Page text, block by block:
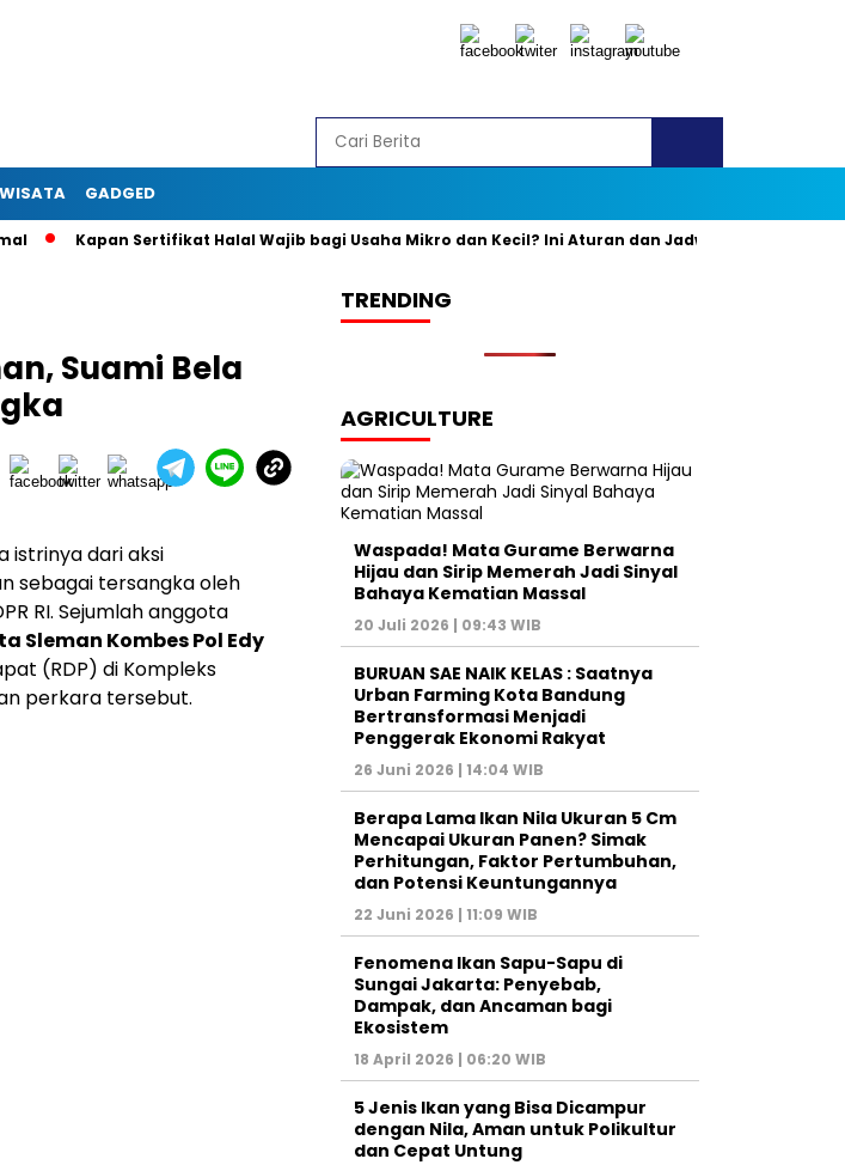
WISATA GADGED
Kapan Sertifikat Halal Wajib bagi Usaha Mikro dan Kecil? Ini Aturan dan Jadwal Resminya
Suami Bela
istrinya dari aksi
sebagai tersangka oleh
RI. Sejumlah anggota
Sleman Kombes Pol Edy
(RDP) di Kompleks
perkara tersebut.
TRENDING
AGRICULTURE
Waspada! Mata Gurame Berwarna
Hijau dan Sirip Memerah Jadi Sinyal
Bahaya Kematian Massal
20 Juli 2026 | 09:43 WIB
BURUAN SAE NAIK KELAS : Saatnya
Urban Farming Kota Bandung
Bertransformasi Menjadi
Penggerak Ekonomi Rakyat
26 Juni 2026 | 14:04 WIB
Berapa Lama Ikan Nila Ukuran 5 Cm
Mencapai Ukuran Panen? Simak
Perhitungan, Faktor Pertumbuhan,
dan Potensi Keuntungannya
22 Juni 2026 | 11:09 WIB
Fenomena Ikan Sapu-Sapu di
Sungai Jakarta: Penyebab,
Dampak, dan Ancaman bagi
Ekosistem
18 April 2026 | 06:20 WIB
5 Jenis Ikan yang Bisa Dicampur
dengan Nila, Aman untuk Polikultur
dan Cepat Untung